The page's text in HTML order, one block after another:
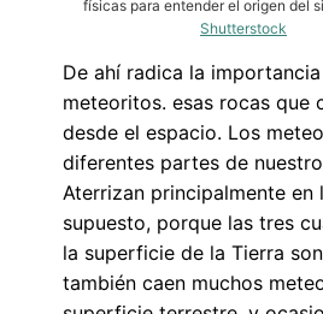
físicas para entender el origen del
Shutterstock
De ahí radica la
meteoritos. esas rocas que
desde el espacio. Los
diferentes partes de
Aterrizan principalmente en
supuesto, porque las tres
la superficie de la Tierra
también caen muchos